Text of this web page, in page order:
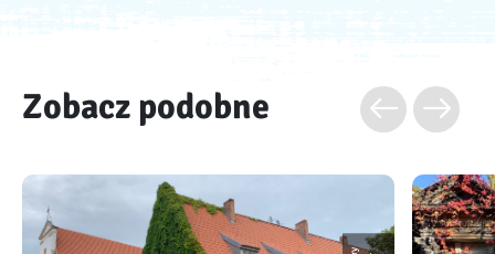
Zobacz podobne